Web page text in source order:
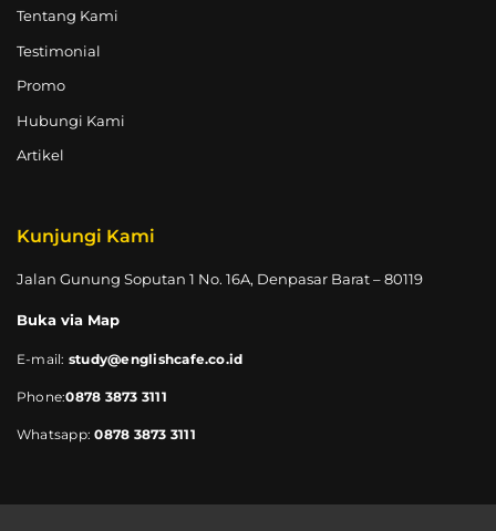
Tentang Kami
Testimonial
Promo
Hubungi Kami
Artikel
Kunjungi Kami
Jalan Gunung Soputan 1 No. 16A, Denpasar Barat – 80119
Buka via Map
E-mail: study@englishcafe.co.id
Phone:0878 3873 3111
Whatsapp:0878 3873 3111